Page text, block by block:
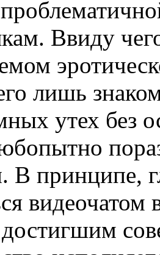
Ввиду
лишь
утех без
В принципе,